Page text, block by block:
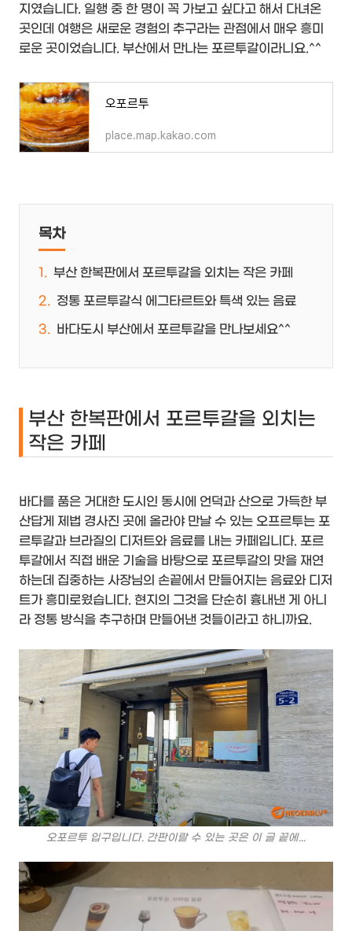
지였습니다. 일행 중 한 명이 꼭 가보고 싶다고 해서 다녀온
곳인데 여행은 새로운 경험의 추구라는 관점에서 매우 흥미
로운 곳이었습니다. 부산에서 만나는 포르투갈이라니요.^^
오포르투
place.map.kakao.com
목차
부산 한복판에서 포르투갈을 외치는 작은 카페
정통 포르투갈식 에그타르트와 특색 있는 음료
바다도시 부산에서 포르투갈을 만나보세요^^
부산 한복판에서 포르투갈을 외치는
작은 카페
바다를 품은 거대한 도시인 동시에 언덕과 산으로 가득한 부
산답게 제법 경사진 곳에 올라야 만날 수 있는 오프르투는 포
르투갈과 브라질의 디저트와 음료를 내는 카페입니다. 포르
투갈에서 직접 배운 기술을 바탕으로 포르투갈의 맛을 재연
하는데 집중하는 사장님의 손끝에서 만들어지는 음료와 디저
트가 흥미로웠습니다. 현지의 그것을 단순히 흉내낸 게 아니
라 정통 방식을 추구하며 만들어낸 것들이라고 하니까요.
오포르투 입구입니다. 간판이랄 수 있는 곳은 이 글 끝에...